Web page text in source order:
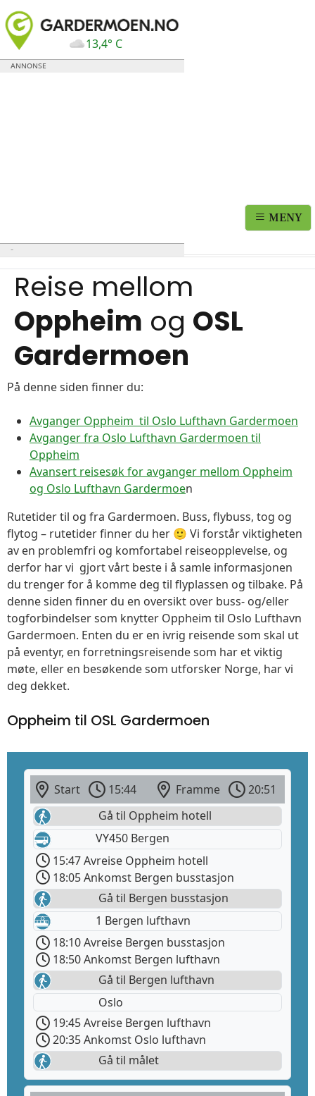
13,4° C
MENY
Reise mellom
Oppheim og OSL
Gardermoen
På denne siden finner du:
Avganger Oppheim til Oslo Lufthavn Gardermoen
Avganger fra Oslo Lufthavn Gardermoen til
Oppheim
Avansert reisesøk for avganger mellom Oppheim
og Oslo Lufthavn Gardermoen
Rutetider til og fra Gardermoen. Buss, flybuss, tog og
flytog – rutetider finner du her 🙂 Vi forstår viktigheten
av en problemfri og komfortabel reiseopplevelse, og
derfor har vi gjort vårt beste i å samle informasjonen
du trenger for å komme deg til flyplassen og tilbake. På
denne siden finner du en oversikt over buss- og/eller
togforbindelser som knytter Oppheim til Oslo Lufthavn
Gardermoen. Enten du er en ivrig reisende som skal ut
på eventyr, en forretningsreisende som har et viktig
møte, eller en besøkende som utforsker Norge, har vi
deg dekket.
Oppheim til OSL Gardermoen
Start 15:44 Framme
20:51
Gå til Oppheim hotell
VY450 Bergen
15:47 Avreise Oppheim hotell
18:05 Ankomst Bergen busstasjon
Gå til Bergen busstasjon
1 Bergen lufthavn
18:10 Avreise Bergen busstasjon
18:50 Ankomst Bergen lufthavn
Gå til Bergen lufthavn
Oslo
19:45 Avreise Bergen lufthavn
20:35 Ankomst Oslo lufthavn
Gå til målet